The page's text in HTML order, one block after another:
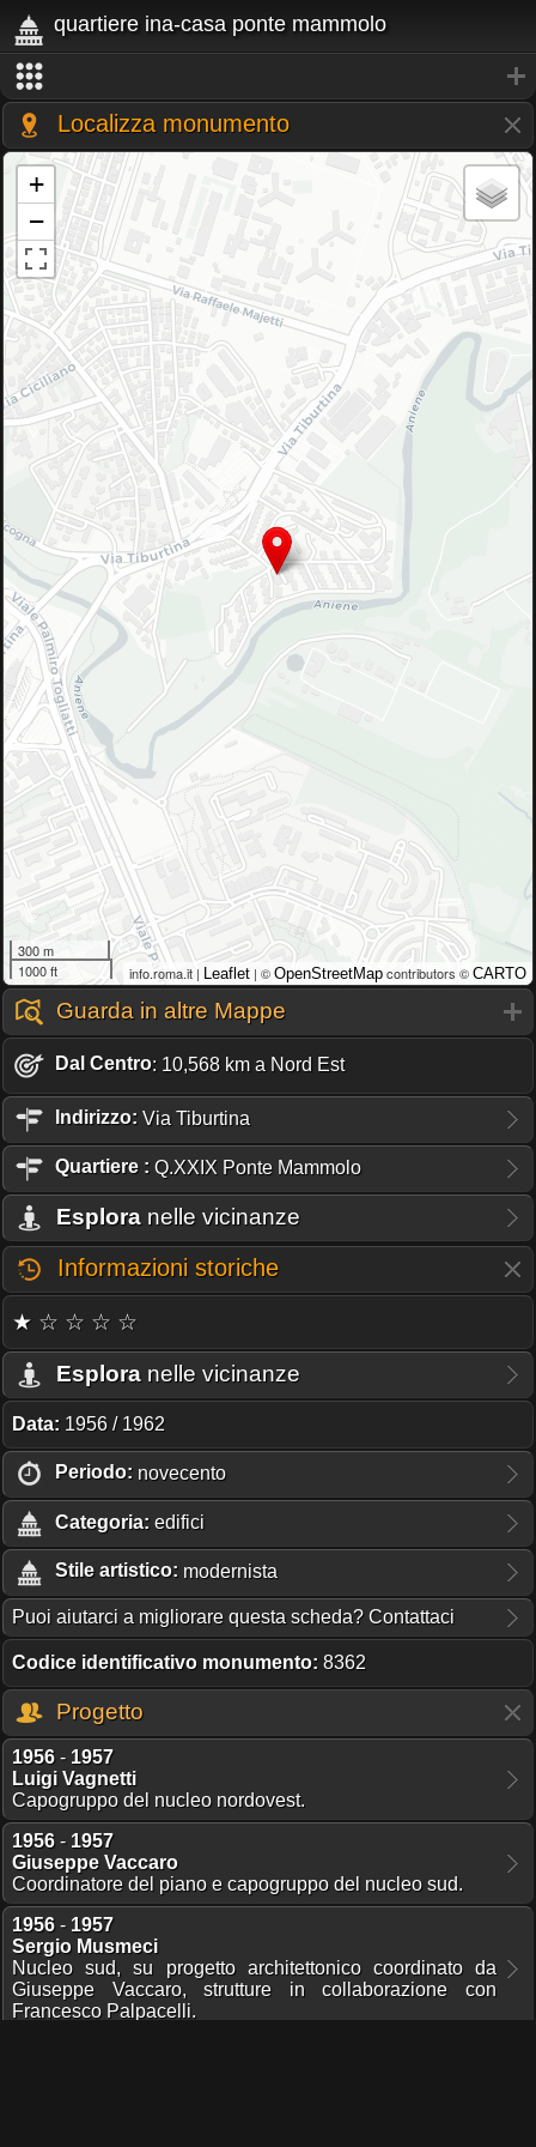
quartiere ina-casa ponte mammolo
Localizza monumento
+
−
300 m
1000 ft
info.roma.it | Leaflet | © OpenStreetMap contributors © CARTO
Guarda in altre Mappe
Dal Centro: 10,568 km a Nord Est
Indirizzo: Via Tiburtina
Quartiere : Q.XXIX Ponte Mammolo
Esplora nelle vicinanze
Informazioni storiche
★ ☆ ☆ ☆ ☆
Esplora nelle vicinanze
Data: 1956 / 1962
Periodo: novecento
Categoria: edifici
Stile artistico: modernista
Puoi aiutarci a migliorare questa scheda? Contattaci
Codice identificativo monumento: 8362
Progetto
1956 - 1957
Luigi Vagnetti
Capogruppo del nucleo nordovest.
1956 - 1957
Giuseppe Vaccaro
Coordinatore del piano e capogruppo del nucleo sud.
1956 - 1957
Sergio Musmeci
Nucleo sud, su progetto architettonico coordinato da
Giuseppe Vaccaro, strutture in collaborazione con
Francesco Palpacelli.